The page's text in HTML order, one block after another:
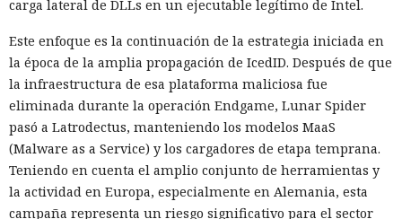
carga lateral de DLLs en un ejecutable legítimo de Intel.
Este enfoque es la continuación de la estrategia iniciada en
la época de la amplia propagación de IcedID. Después de que
la infraestructura de esa plataforma maliciosa fue
eliminada durante la operación Endgame, Lunar Spider
pasó a Latrodectus, manteniendo los modelos MaaS
(Malware as a Service) y los cargadores de etapa temprana.
Teniendo en cuenta el amplio conjunto de herramientas y
la actividad en Europa, especialmente en Alemania, esta
campaña representa un riesgo significativo para el sector